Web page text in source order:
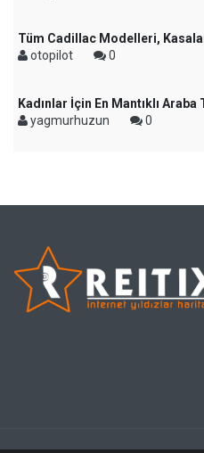
Tüm Cadillac Modelleri,
otopilot
0
Kadınlar İçin En Mantıklı
yagmurhuzun
0